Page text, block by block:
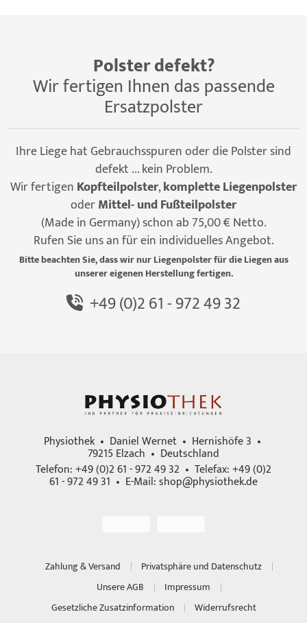
Polster defekt?
Wir fertigen Ihnen das passende
Ersatzpolster
Ihre Liege hat Gebrauchsspuren oder die Polster sind
defekt ... kein Problem.
Wir fertigen Kopfteilpolster,komplette Liegenpolster
oderMittel- und Fußteilpolster
(Made in Germany) schon ab 75,00 € Netto.
Rufen Sie uns an für ein individuelles Angebot.
Bitte beachten Sie, dass wir nur Liegenpolster für die Liegen aus
unserer eigenen Herstellung fertigen.
+49 (0)2 61 - 972 49 32
Physiothek • Daniel Wernet • Hernishöfe 3 •
79215 Elzach • Deutschland
Telefon: +49 (0)2 61 - 972 49 32 • Telefax: +49 (0)2
61 - 972 49 31 • E-Mail:shop@physiothek.de
Zahlung & Versand
Privatsphäre und Datenschutz
Unsere AGB
Impressum
Gesetzliche Zusatzinformation
Widerrufsrecht